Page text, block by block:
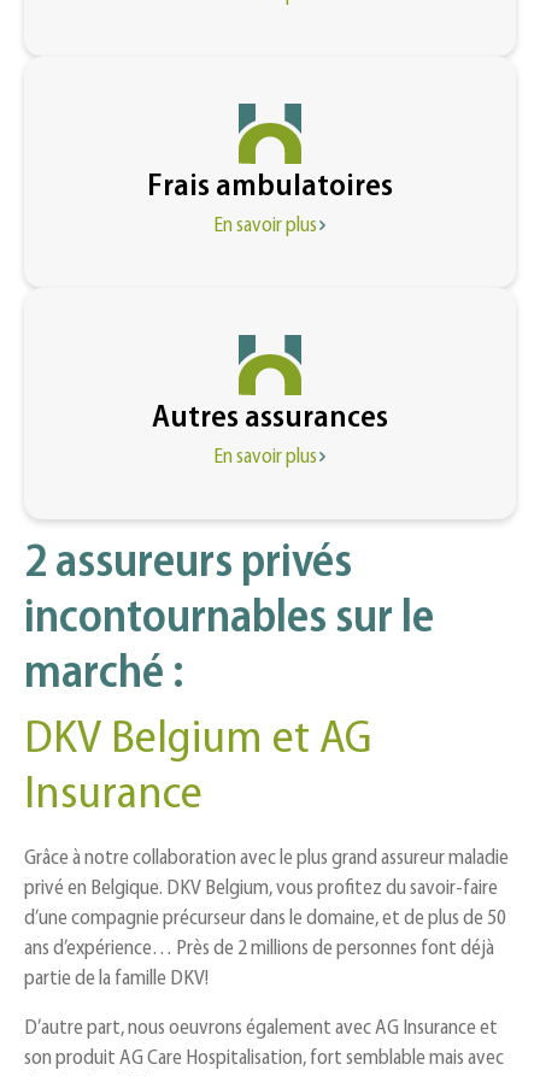
Frais ambulatoires
En savoir plus
Autres assurances
En savoir plus
2 assureurs privés
incontournables sur le
marché :
DKV Belgium et AG
Insurance
Grâce à notre collaboration avec le plus grand assureur maladie
privé en Belgique. DKV Belgium, vous profitez du savoir-faire
d’une compagnie précurseur dans le domaine, et de plus de 50
ans d’expérience… Près de 2 millions de personnes font déjà
partie de la famille DKV!
D’autre part, nous oeuvrons également avec AG Insurance et
son produit AG Care Hospitalisation, fort semblable mais avec